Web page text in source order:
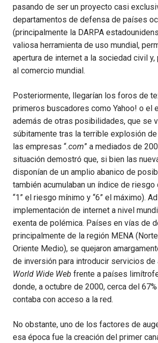
pasando de ser un proyecto casi
departamentos de defensa de países
(principalmente la DARPA
valiosa herramienta de uso mundial,
apertura de internet a la sociedad civil y,
al comercio mundial.
Posteriormente, llegarían los foros de
primeros buscadores como Yahoo! o el
además de otras posibilidades, que se
súbitamente tras la terrible explosión de
las empresas “.com” a mediados de
situación demostró que, si bien las
disponían de un amplio abanico de
también acumulaban un índice de
“1” el riesgo mínimo y “6” el máximo).
implementación de internet a nivel
exenta de polémica. Países en vías de
principalmente de la región MENA
Oriente Medio), se quejaron
de inversión para introducir servicios de
World Wide Web frente a países
donde, a octubre de 2000, cerca del
contaba con acceso a la red.
No obstante, uno de los factores de
esa época fue la creación del primer